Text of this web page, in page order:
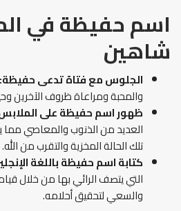
اسم حفيظة في
شاهين
الجلوس مع فتاة تدعى حفيظة:
والمحبة ومراعاة ظروف الآخرين
ظهور اسم حفيظة على
العديد من الذنوب والمعاصي مما
تلك الحالة المخزية والتقرب من الله.
كتابة اسم حفيظة باللغة
التي يتصف الرائي بها من خلال
والسعي لتحقيق أحلامه.